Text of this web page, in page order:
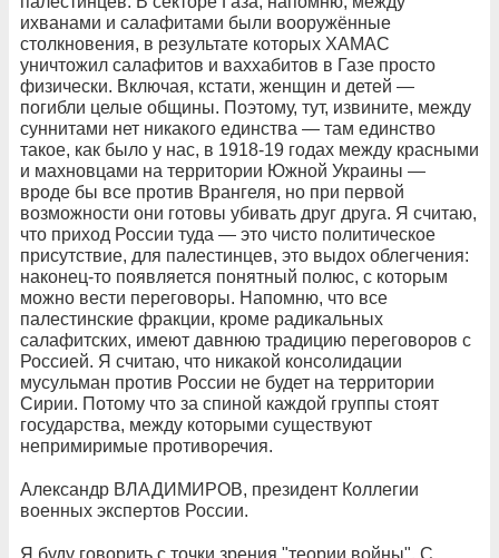
ихванами и салафитами были вооружённые
столкновения, в результате которых ХАМАС
уничтожил салафитов и ваххабитов в Газе просто
физически. Включая, кстати, женщин и детей —
погибли целые общины. Поэтому, тут, извините, между
суннитами нет никакого единства — там единство
такое, как было у нас, в 1918-19 годах между красными
и махновцами на территории Южной Украины —
вроде бы все против Врангеля, но при первой
возможности они готовы убивать друг друга. Я считаю,
что приход России туда — это чисто политическое
присутствие, для палестинцев, это выдох облегчения:
наконец-то появляется понятный полюс, с которым
можно вести переговоры. Напомню, что все
палестинские фракции, кроме радикальных
салафитских, имеют давнюю традицию переговоров с
Россией. Я считаю, что никакой консолидации
мусульман против России не будет на территории
Сирии. Потому что за спиной каждой группы стоят
государства, между которыми существуют
непримиримые противоречия.
Александр ВЛАДИМИРОВ, президент Коллегии
военных экспертов России.
Я буду говорить с точки зрения "теории войны". С